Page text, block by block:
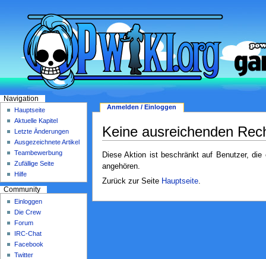
Keine ausreichenden
Diese Aktion ist beschränkt auf Benutzer, die
angehören.
Zurück zur Seite Hauptseite.
Anmelden / Einloggen
Navigation
Hauptseite
Aktuelle Kapitel
Letzte Änderungen
Ausgezeichnete Artikel
Teambewerbung
Zufällige Seite
Hilfe
Community
Einloggen
Die Crew
Forum
IRC-Chat
Facebook
Twitter